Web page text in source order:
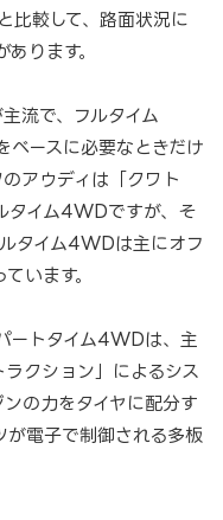
比較して、路面状況に
ります。
流で、フルタイム
ベースに必要なときだけ
アウディは「クワト
タイム4WDですが、そ
タイム4WDは主にオフ
います。
ートタイム4WDは、主
クション」によるシス
の力をタイヤに配分す
が電子で制御される多板